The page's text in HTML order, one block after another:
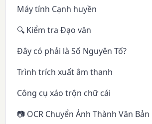
Máy tính Cạnh huyền
🔍 Kiểm tra Đạo văn
Đây có phải là Số Nguyên Tố?
Trình trích xuất âm thanh
Công cụ xáo trộn chữ cái
📷 OCR Chuyển Ảnh Thành Văn Bản